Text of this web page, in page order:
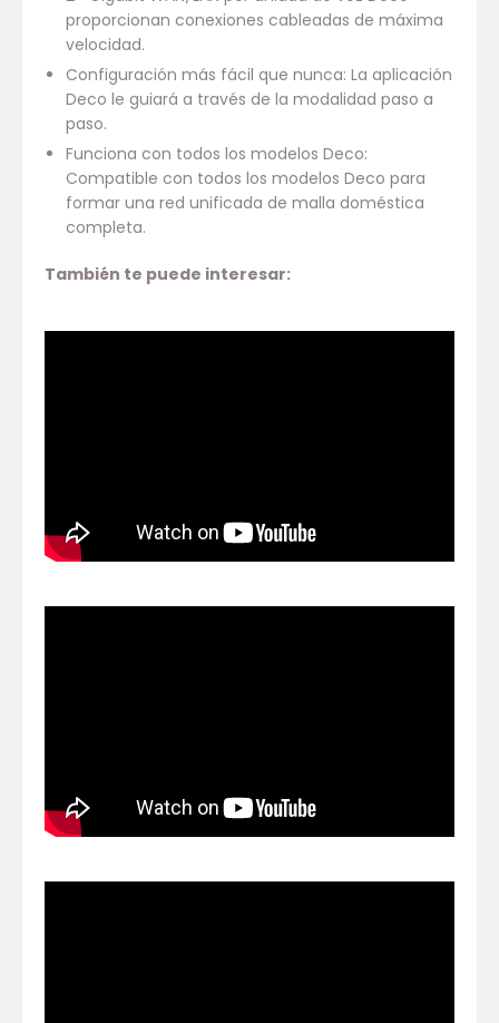
proporcionan conexiones cableadas de máxima
velocidad.
Configuración más fácil que nunca: La aplicación
Deco le guiará a través de la modalidad paso a
paso.
Funciona con todos los modelos Deco:
Compatible con todos los modelos Deco para
formar una red unificada de malla doméstica
completa.
También te puede interesar: